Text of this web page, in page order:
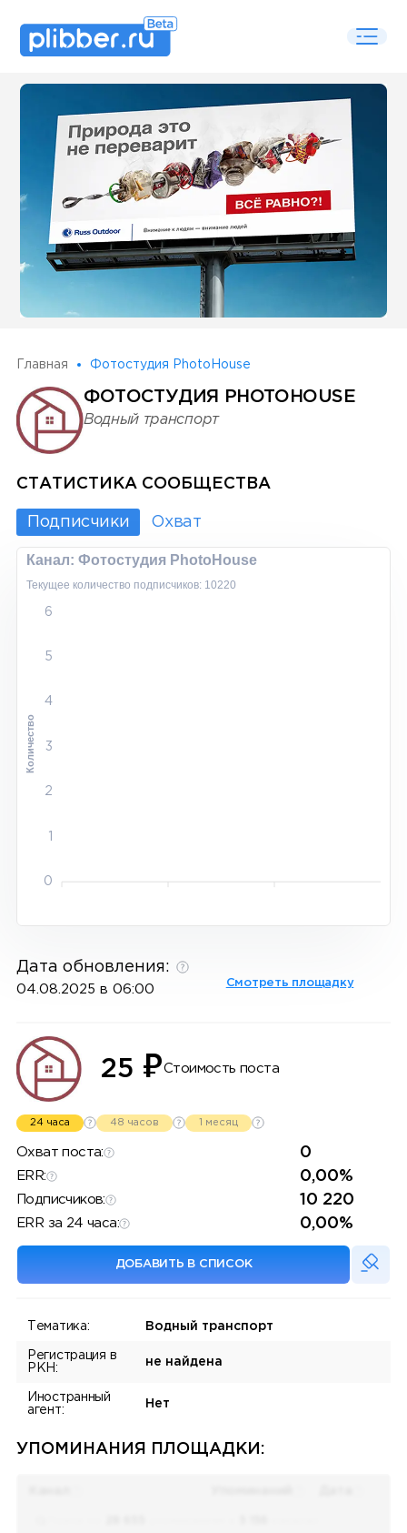
Some SEO Title
Главная Фотостудия PhotoHouse
ФОТОСТУДИЯ PHOTOHOUSE
Водный транспорт
СТАТИСТИКА СООБЩЕСТВА
Подписчики Охват
Канал: Фотостудия PhotoHouse
Текущее количество подписчиков: 10220
6
5
4
3
2
1
0
Количество
Дата обновления:
04.08.2025 в 06:00 Смотреть площадку
25 ₽Стоимость поста
24 часа 48 часов 1 месяц
Охват поста: 0
ERR: 0,00%
Подписчиков: 10 220
ERR за 24 часа: 0,00%
ДОБАВИТЬ В СПИСОК
Тематика: Водный транспорт
Регистрация в
РКН:
не найдена
Иностранный
агент:
Нет
УПОМИНАНИЯ ПЛОЩАДКИ: